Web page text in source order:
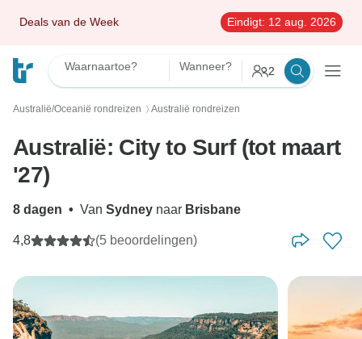
Deals van de Week Eindigt: 12 aug. 2026
Waarnaartoe? Wanneer? 2
Australië/Oceanië rondreizen 〉 Australië rondreizen
Australië: City to Surf (tot maart
'27)
8 dagen • Van Sydney naar Brisbane
4,8 (5 beoordelingen)